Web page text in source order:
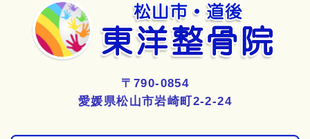
〒790-0854
愛媛県松山市岩崎町2-2-24